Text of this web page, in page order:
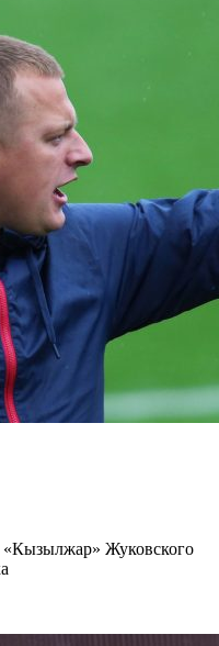
«Кызылжар» Жуковского